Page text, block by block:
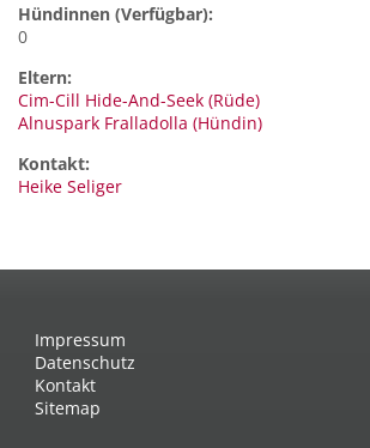
Hündinnen (Verfügbar):
0
Eltern:
Cim-Cill Hide-And-Seek (Rüde)
Alnuspark Fralladolla (Hündin)
Kontakt:
Heike Seliger
Impressum
Datenschutz
Kontakt
Sitemap